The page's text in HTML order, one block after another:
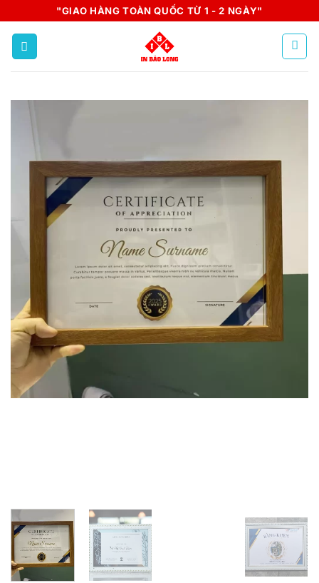
content
"GIAO HÀNG TOÀN QUỐC TỪ 1 - 2 NGÀY"